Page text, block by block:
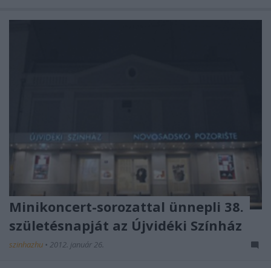
Minikoncert-sorozattal ünnepli 38.
születésnapját az Újvidéki Színház
szinhazhu • 2012. január 26.